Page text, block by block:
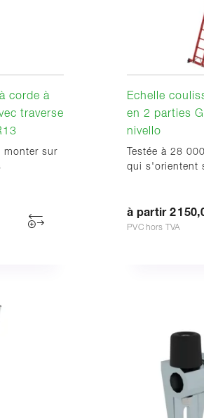
corde à
traverse
monter sur
Echelle
en 2 parties
nivello
Testée à 28
qui s'orientent
à partir 2
PVC hors TVA